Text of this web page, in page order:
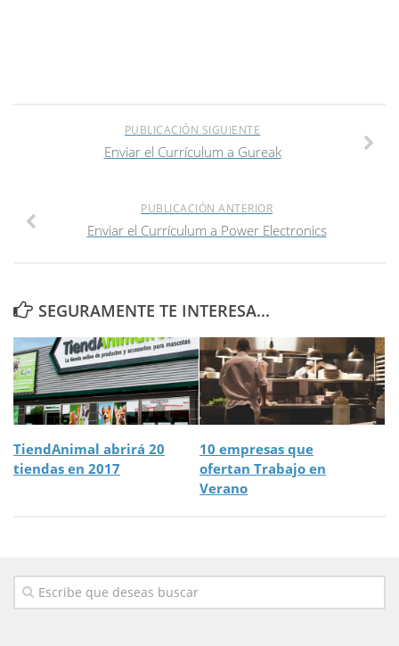
PUBLICACIÓN SIGUIENTE
Enviar el Currículum a Gureak
PUBLICACIÓN ANTERIOR
Enviar el Currículum a Power Electronics
SEGURAMENTE TE INTERESA...
TiendAnimal abrirá 20
tiendas en 2017
10 empresas que
ofertan Trabajo en
Verano